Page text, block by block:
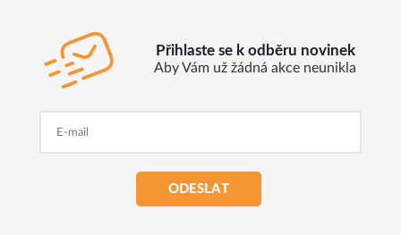
Přihlaste se k odběru novinek
Aby Vám už žádná akce neunikla
ODESLAT